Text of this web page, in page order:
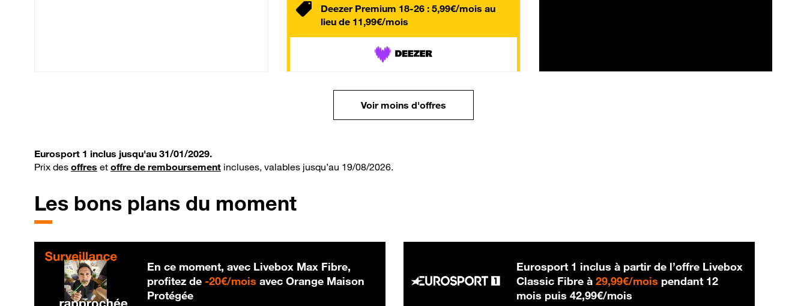
Deezer Premium 18-26 : 5,99€/mois au
lieu de 11,99€/mois
Voir moins d'offres
Eurosport 1 inclus jusqu'au 31/01/2029.
Prix des offres et offre de remboursement incluses, valables jusqu’au 19/08/2026.
Les bons plans du moment
En ce moment, avec Livebox Max Fibre,
profitez de -20€/mois 20 € par mois
avec Orange Maison
Protégée
Eurosport 1 inclus à partir de l’offre Livebox
Classic Fibre à29,99€/mois 29,99 € par mois
pendant 12
mois puis42,99€/mois